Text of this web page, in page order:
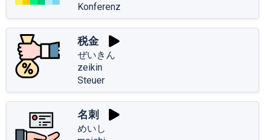
Konferenz
税金
ぜいきん
zeikin
Steuer
名刺
めいし